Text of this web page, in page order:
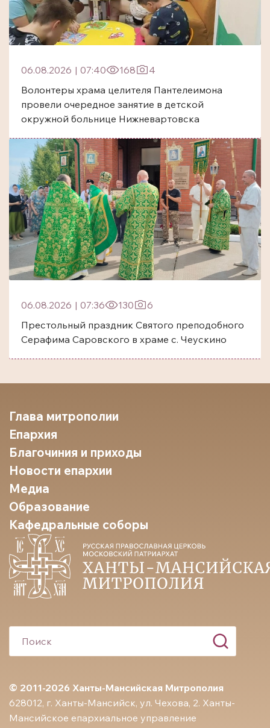
06.08.2026 | 07:40 168
4
Волонтеры храма целителя Пантелеимона
провели очередное занятие в детской
окружной больнице Нижневартовска
06.08.2026 | 07:36 130
6
Престольный праздник Святого преподобного
Серафима Саровского в храме с. Чеускино
© 2011-2026 Ханты-Мансийская Митрополия
628012, г. Ханты-Мансийск, ул. Чехова, 2. Ханты-
Мансийское епархиальное управление
Глава митрополии
Епархия
Благочиния и приходы
Новости епархии
Медиа
Образование
Кафедральные соборы